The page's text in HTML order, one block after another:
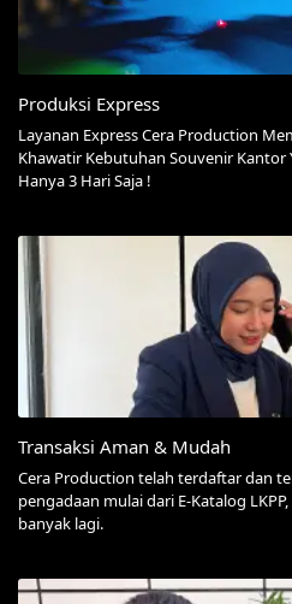
Produksi Express
Layanan Express Cera Production
Khawatir Kebutuhan Souvenir Kantor
Hanya 3 Hari Saja !
Transaksi Aman & Mudah
Cera Production telah terdaftar dan
pengadaan mulai dari E-Katalog
banyak lagi.